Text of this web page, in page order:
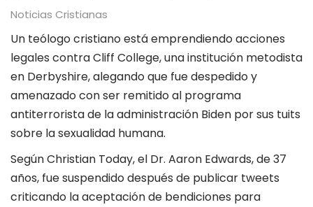
Noticias Cristianas
Un teólogo cristiano está emprendiendo acciones
legales contra Cliff College, una institución metodista
en Derbyshire, alegando que fue despedido y
amenazado con ser remitido al programa
antiterrorista de la administración Biden por sus tuits
sobre la sexualidad humana.
SegúnChristian Today, el Dr. Aaron Edwards, de 37
años, fue suspendido después de publicar tweets
criticando la aceptación de bendiciones para